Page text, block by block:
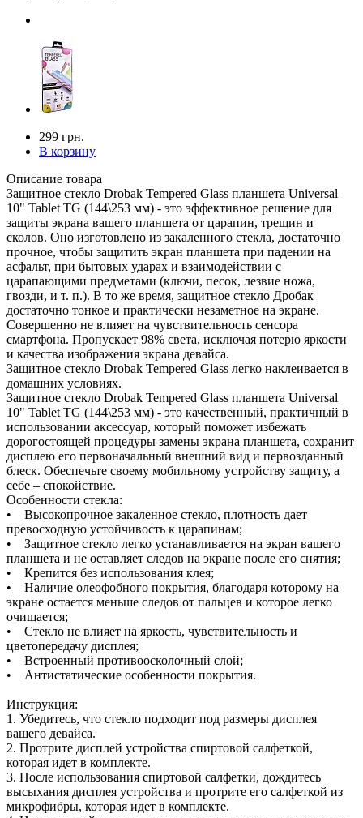
299 грн.
В корзину
Описание товара
Защитное стекло Drobak Tempered Glass планшета Universal
10" Tablet TG (144\253 мм) - это эффективное решение для
защиты экрана вашего планшета от царапин, трещин и
сколов. Оно изготовлено из закаленного стекла, достаточно
прочное, чтобы защитить экран планшета при падении на
асфальт, при бытовых ударах и взаимодействии с
царапающими предметами (ключи, песок, лезвие ножа,
гвозди, и т. п.). В то же время, защитное стекло Дробак
достаточно тонкое и практически незаметное на экране.
Совершенно не влияет на чувствительность сенсора
смартфона. Пропускает 98% света, исключая потерю яркости
и качества изображения экрана девайса.
Защитное стекло Drobak Tempered Glass легко наклеивается в
домашних условиях.
Защитное стекло Drobak Tempered Glass планшета Universal
10" Tablet TG (144\253 мм) - это качественный, практичный в
использовании аксессуар, который поможет избежать
дорогостоящей процедуры замены экрана планшета, сохранит
дисплею его первоначальный внешний вид и первозданный
блеск. Обеспечьте своему мобильному устройству защиту, а
себе – спокойствие.
Особенности стекла:
• Высокопрочное закаленное стекло, плотность дает
превосходную устойчивость к царапинам;
• Защитное стекло легко устанавливается на экран вашего
планшета и не оставляет следов на экране после его снятия;
• Крепится без использования клея;
• Наличие олеофобного покрытия, благодаря которому на
экране остается меньше следов от пальцев и которое легко
очищается;
• Стекло не влияет на яркость, чувствительность и
цветопередачу дисплея;
• Встроенный противоосколочный слой;
• Антистатические особенности покрытия.
Инструкция:
1. Убедитесь, что стекло подходит под размеры дисплея
вашего девайса.
2. Протрите дисплей устройства спиртовой салфеткой,
которая идет в комплекте.
3. После использования спиртовой салфетки, дождитесь
высыхания дисплея устройства и протрите его салфеткой из
микрофибры, которая идет в комплекте.